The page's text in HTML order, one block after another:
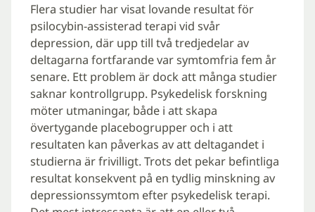
Flera studier har visat lovande resultat för
psilocybin-assisterad terapi vid svår
depression, där upp till två tredjedelar av
deltagarna fortfarande var symtomfria fem år
senare. Ett problem är dock att många studier
saknar kontrollgrupp. Psykedelisk forskning
möter utmaningar, både i att skapa
övertygande placebogrupper och i att
resultaten kan påverkas av att deltagandet i
studierna är frivilligt. Trots det pekar befintliga
resultat konsekvent på en tydlig minskning av
depressionssymtom efter psykedelisk terapi.